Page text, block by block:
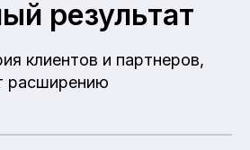
результат
клиентов и партнеров,
расширению